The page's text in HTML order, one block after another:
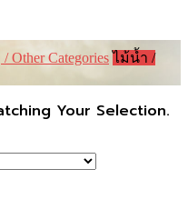
Categories ไม้น้ำ /
Your Selection.